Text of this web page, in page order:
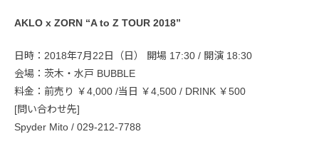
AKLO x ZORN “A to Z TOUR 2018”
日時：2018年7月22日（日） 開場 17:30 / 開演 18:30
会場：茨木・水戸 BUBBLE
料金：前売り ￥4,000 /当日 ￥4,500 / DRINK ￥500
[問い合わせ先]
Spyder Mito / 029-212-7788